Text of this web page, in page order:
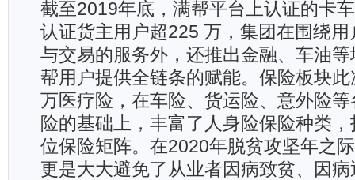
截至2019年底，满帮平台上认证的卡
认证货主用户超225 万，集团在围绕
与交易的服务外，还推出金融、车油
帮用户提供全链条的赋能。保险板块此
万医疗险，在车险、货运险、意外险
险的基础上，丰富了人身险保险种类
位保险矩阵。在2020年脱贫攻坚年之
更是大大避免了从业者因病致贫、因